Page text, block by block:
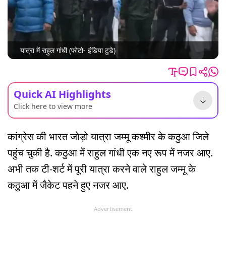
यात्रा में राहुल गांधी (फोटो- इंडिया टुडे)
Quick AI Highlights
Click here to view more
कांग्रेस की भारत जोड़ो यात्रा जम्मू कश्मीर के कठुआ जिले
पहुंच चुकी है. कठुआ में राहुल गांधी एक नए रूप में नजर आए.
अभी तक टी-शर्ट में पूरी यात्रा करने वाले राहुल जम्मू के
कठुआ में जैकेट पहने हुए नजर आए.
Advertisement